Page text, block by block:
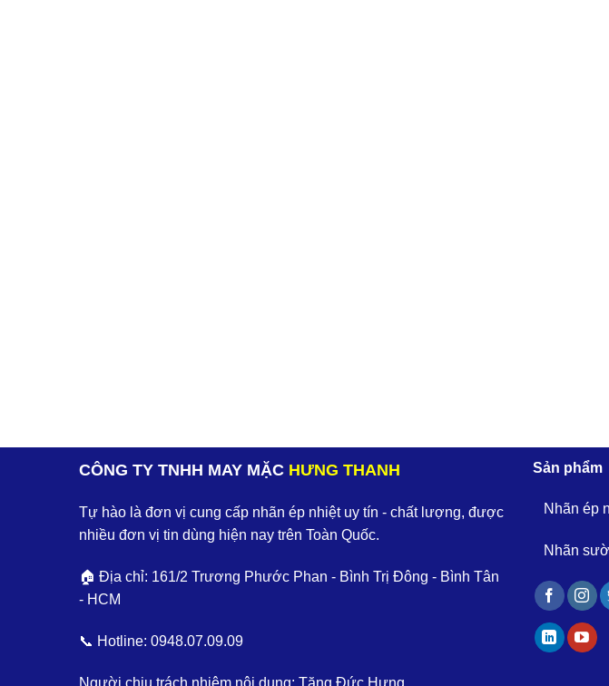
CÔNG TY TNHH MAY MẶC HƯNG THANH
Tự hào là đơn vị cung cấp nhãn ép nhiệt uy tín - chất lượng, được
nhiều đơn vị tin dùng hiện nay trên Toàn Quốc.
🏠 Địa chỉ: 161/2 Trương Phước Phan - Bình Trị Đông - Bình Tân
- HCM
📞 Hotline: 0948.07.09.09
Người chịu trách nhiệm nội dung: Tăng Đức Hưng
Sản phẩm
Nhãn ép
Nhãn